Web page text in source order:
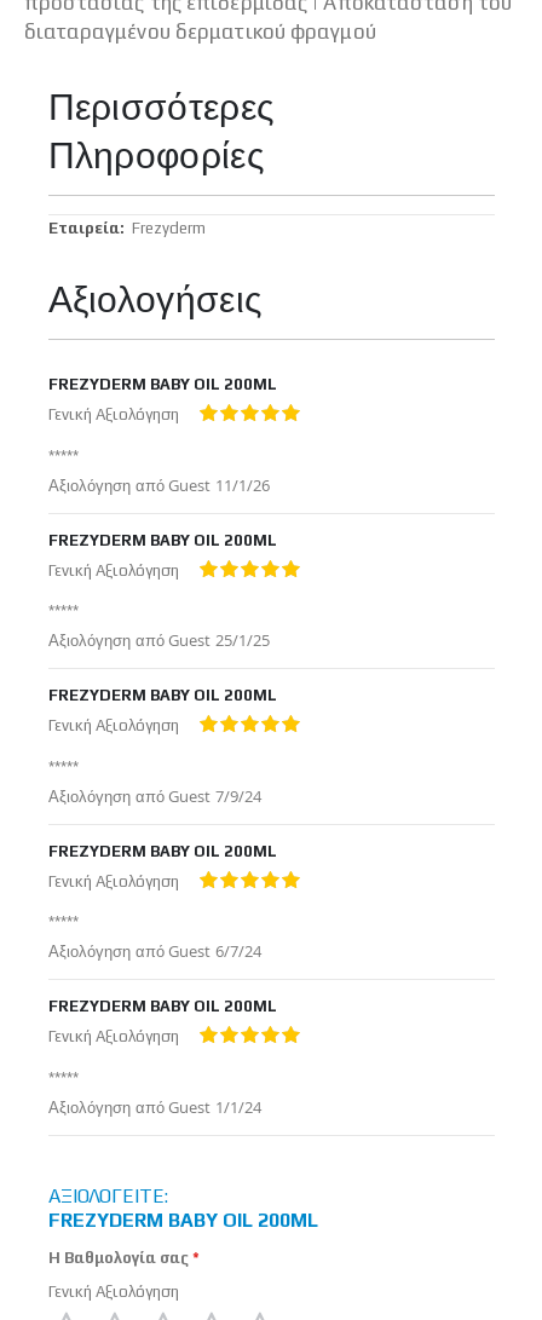
διαταραγμένου δερματικού φραγμού
Περισσότερες
Πληροφορίες
ΠερισσότερεςFrezyderm
Αξιολογήσεις
FREZYDERM BABY OIL 200ML
Γενική Αξιολόγηση
*****
Αξιολόγηση απόGuest Δημοσιεύτηκε
στις
11/1/26
FREZYDERM BABY OIL 200ML
Γενική Αξιολόγηση
*****
Αξιολόγηση απόGuest Δημοσιεύτηκε
στις
25/1/25
FREZYDERM BABY OIL 200ML
Γενική Αξιολόγηση
*****
Αξιολόγηση απόGuest Δημοσιεύτηκε
στις
7/9/24
FREZYDERM BABY OIL 200ML
Γενική Αξιολόγηση
*****
Αξιολόγηση απόGuest Δημοσιεύτηκε
στις
6/7/24
FREZYDERM BABY OIL 200ML
Γενική Αξιολόγηση
*****
Αξιολόγηση απόGuest Δημοσιεύτηκε
στις
1/1/24
ΑΞΙΟΛΟΓΕΊΤΕ:
FREZYDERM BABY OIL 200ML
Η Βαθμολογία σας
Γενική Αξιολόγηση